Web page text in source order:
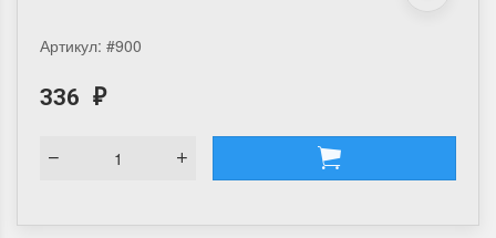
Артикул: #900
336 ₽